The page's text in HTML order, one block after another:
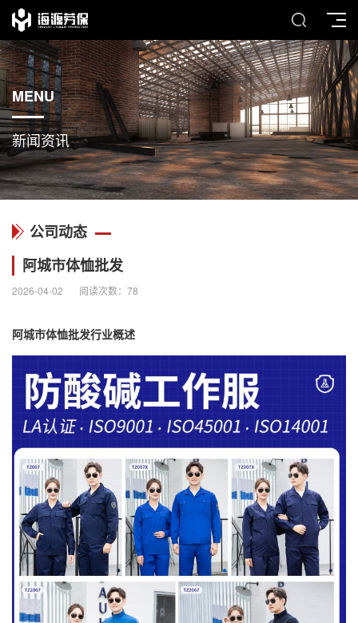
MENU
新闻资讯
公司动态
阿城市体恤批发
2026-04-02 阅读次数： 78
阿城市体恤批发行业概述